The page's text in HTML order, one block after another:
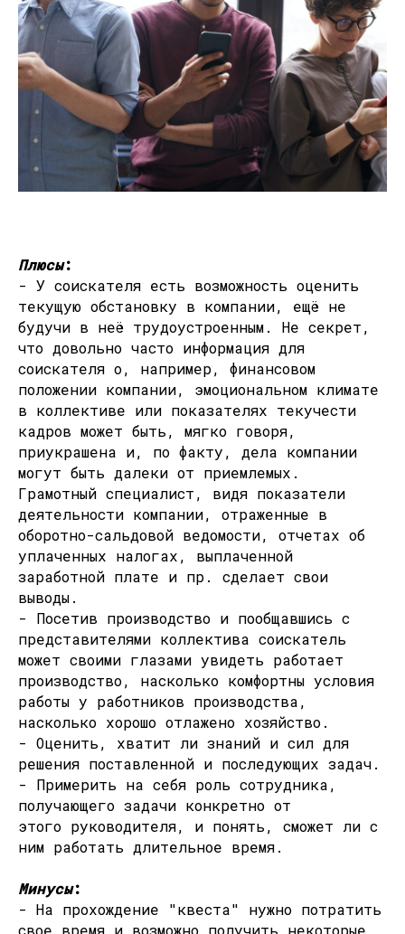
Плюсы:
- У соискателя есть возможность оценить
текущую обстановку в компании, ещё не
будучи в неё трудоустроенным. Не секрет,
что довольно часто информация для
соискателя о, например, финансовом
положении компании, эмоциональном климате
в коллективе или показателях текучести
кадров может быть, мягко говоря,
приукрашена и, по факту, дела компании
могут быть далеки от приемлемых.
Грамотный специалист, видя показатели
деятельности компании, отраженные в
оборотно-сальдовой ведомости, отчетах об
уплаченных налогах, выплаченной
заработной плате и пр. сделает свои
выводы.
- Посетив производство и пообщавшись с
представителями коллектива соискатель
может своими глазами увидеть работает
производство, насколько комфортны условия
работы у работников производства,
насколько хорошо отлажено хозяйство.
- Оценить, хватит ли знаний и сил для
решения поставленной и последующих задач.
- Примерить на себя роль сотрудника,
получающего задачи конкретно от
этого руководителя, и понять, сможет ли с
ним работать длительное время.
Минусы:
- На прохождение "квеста" нужно потратить
свое время и возможно получить некоторые